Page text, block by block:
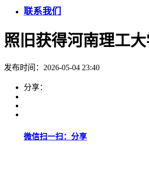
联系我们
照旧获得河南理工
发布时间：2026-05-04 23:40
分享：
微信扫一扫：分享